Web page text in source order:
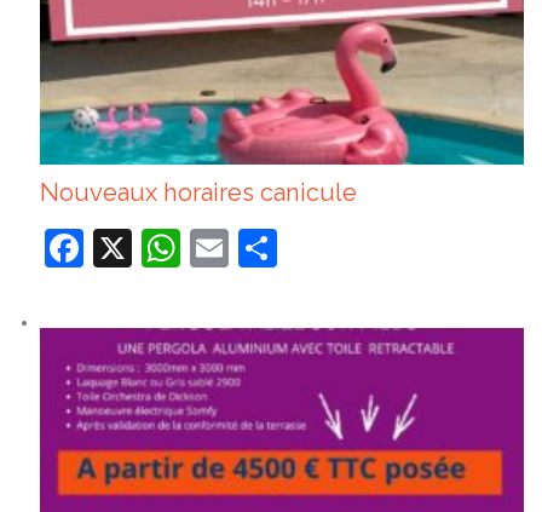
Nouveaux horaires canicule
Facebook
X WhatsApp
Email